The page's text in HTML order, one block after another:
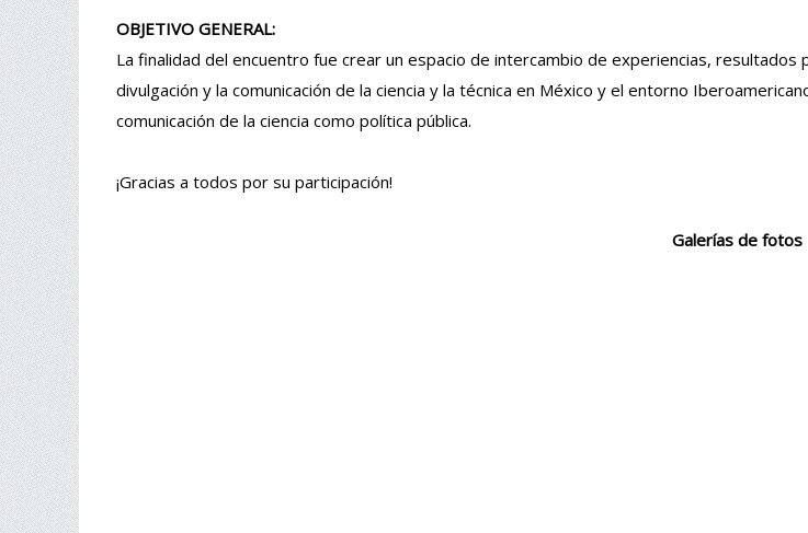
OBJETIVO GENERAL:
La finalidad del encuentro fue crear un espacio de intercambio de experiencias,
divulgación y la comunicación de la ciencia y la técnica en México y el entorno
comunicación de la ciencia como política pública.
¡Gracias a todos por su participación!
Galerías de fotos